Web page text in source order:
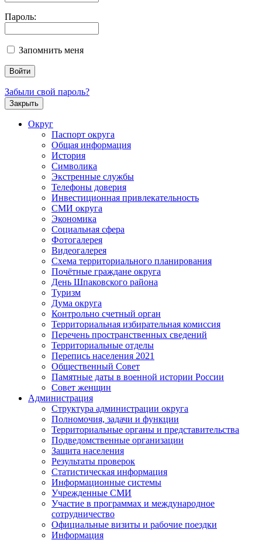
Пароль:
Запомнить меня
Забыли свой пароль?
Закрыть
Округ
Паспорт округа
Общая информация
История
Символика
Экстренные службы
Телефоны доверия
Инвестиционная привлекательность
СМИ округа
Экономика
Социальная сфера
Фотогалерея
Видеогалерея
Схема территориального планирования
Почётные граждане округа
День Шпаковского района
Туризм
Дума округа
Контрольно счетный орган
Территориальная избирательная комиссия
Перечень пространственных сведений
Территориальные отделы
Перепись населения 2021
Общественный Совет
Памятные даты в военной истории России
Совет женщин
Администрация
Структура администрации округа
Полномочия, задачи и функции
Территориальные органы и представительства
Подведомственные организации
Защита населения
Результаты проверок
Статистическая информация
Информационные системы
Учрежденные СМИ
Участие в программах и международное
сотрудничество
Официальные визиты и рабочие поездки
Информация